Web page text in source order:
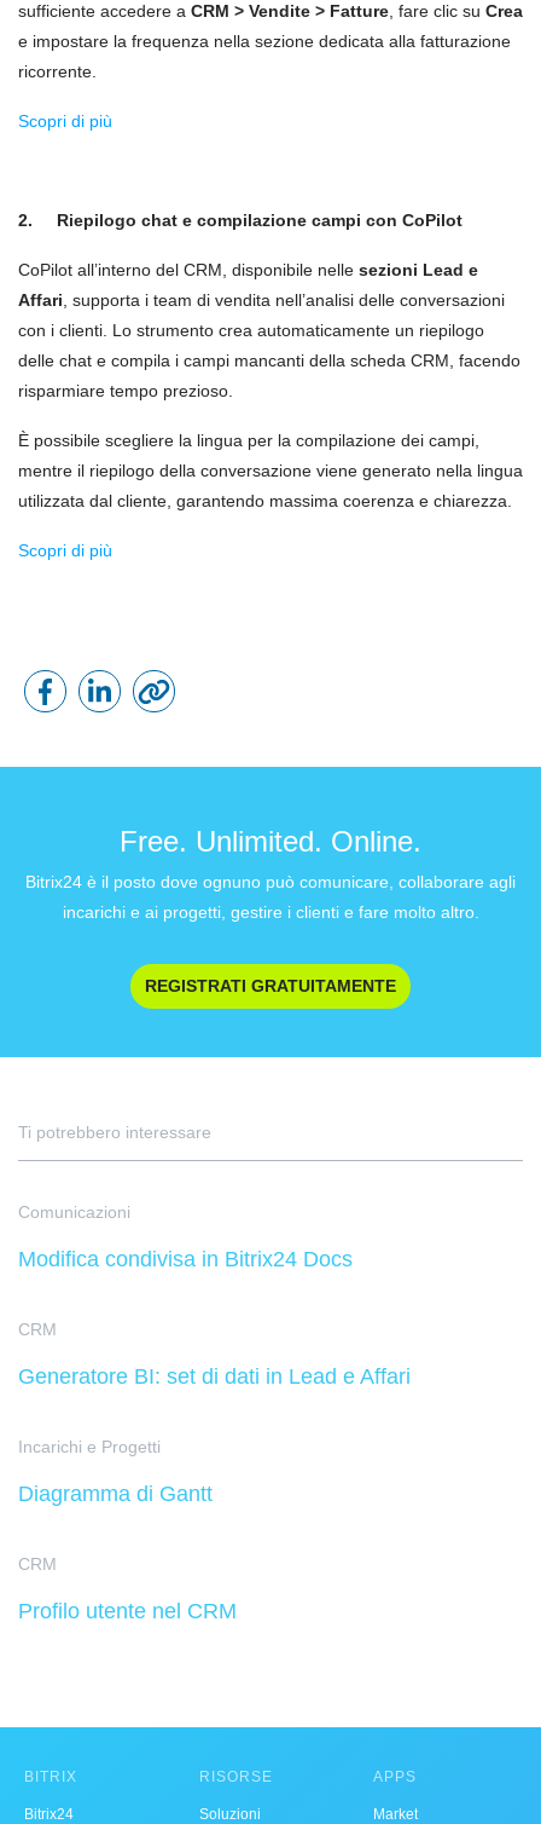
sufficiente accedere a CRM > Vendite > Fatture , fare clic su Crea
e impostare la frequenza nella sezione dedicata alla fatturazione
ricorrente.
Scopri di più
2. Riepilogo chat e compilazione campi con CoPilot
CoPilot all’interno del CRM, disponibile nelle sezioni Lead e
Affari , supporta i team di vendita nell’analisi delle conversazioni
con i clienti. Lo strumento crea automaticamente un riepilogo
delle chat e compila i campi mancanti della scheda CRM, facendo
risparmiare tempo prezioso.
È possibile scegliere la lingua per la compilazione dei campi,
mentre il riepilogo della conversazione viene generato nella lingua
utilizzata dal cliente, garantendo massima coerenza e chiarezza.
Scopri di più
Free. Unlimited. Online.
Bitrix24 è il posto dove ognuno può comunicare, collaborare agli
incarichi e ai progetti, gestire i clienti e fare molto altro.
REGISTRATI GRATUITAMENTE
Ti potrebbero interessare
Comunicazioni
Modifica condivisa in Bitrix24 Docs
CRM
Generatore BI: set di dati in Lead e Affari
Incarichi e Progetti
Diagramma di Gantt
CRM
Profilo utente nel CRM
BITRIX
Bitrix24
RISORSE
Soluzioni
APPS
Market